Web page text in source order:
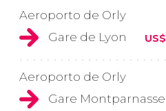
Aeroporto de Orly
Gare de Lyon
US$
Aeroporto de Orly
Gare Montparnasse